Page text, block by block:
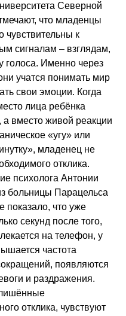
Северной
что младенцы
чувствительны к
сигналам – взглядам,
голоса. Именно через
учатся понимать мир
свои эмоции. Когда
лица ребёнка
а вместо живой реакции
«угу» или
младенец не
отклика.
психолога Антонии
больницы Парацельса
показало, что уже
секунд после того,
на телефон, у
частота
появляются
и раздражения.
отклика, чувствуют